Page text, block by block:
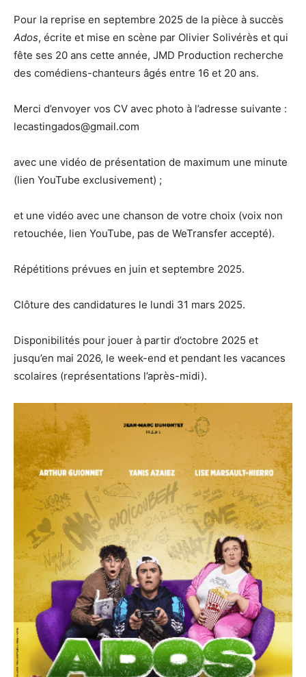
Pour la reprise en septembre 2025 de la pièce à succès
Ados, écrite et mise en scène par Olivier Solivérès et qui
fête ses 20 ans cette année, JMD Production recherche
des comédiens-chanteurs âgés entre 16 et 20 ans.
Merci d’envoyer vos CV avec photo à l’adresse suivante :
lecastingados@gmail.com
avec une vidéo de présentation de maximum une minute
(lien YouTube exclusivement) ;
et une vidéo avec une chanson de votre choix (voix non
retouchée, lien YouTube, pas de WeTransfer accepté).
Répétitions prévues en juin et septembre 2025.
Clôture des candidatures le lundi 31 mars 2025.
Disponibilités pour jouer à partir d’octobre 2025 et
jusqu’en mai 2026, le week-end et pendant les vacances
scolaires (représentations l’après-midi).